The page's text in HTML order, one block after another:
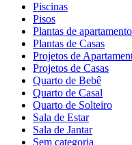
Piscinas
Pisos
Plantas de
Plantas de Casas
Projetos de
Projetos de Casas
Quarto de Bebê
Quarto de Casal
Quarto de Solteiro
Sala de Estar
Sala de Jantar
Sem categoria